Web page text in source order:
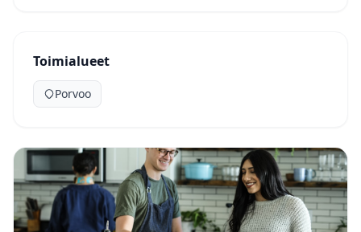
Toimialueet
Porvoo